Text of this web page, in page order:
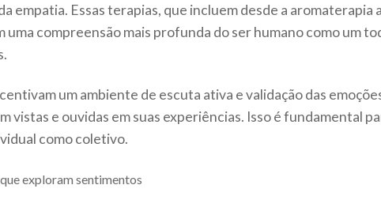
empatia. Essas terapias, que incluem desde a aromaterapia
compreensão mais profunda do ser humano como um
um ambiente de escuta ativa e validação das
vistas e ouvidas em suas experiências. Isso é fundamental
como coletivo.
exploram sentimentos